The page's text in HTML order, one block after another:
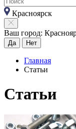
Красноярск
Ваш город:
Да Нет
Главная
Статьи
Статьи